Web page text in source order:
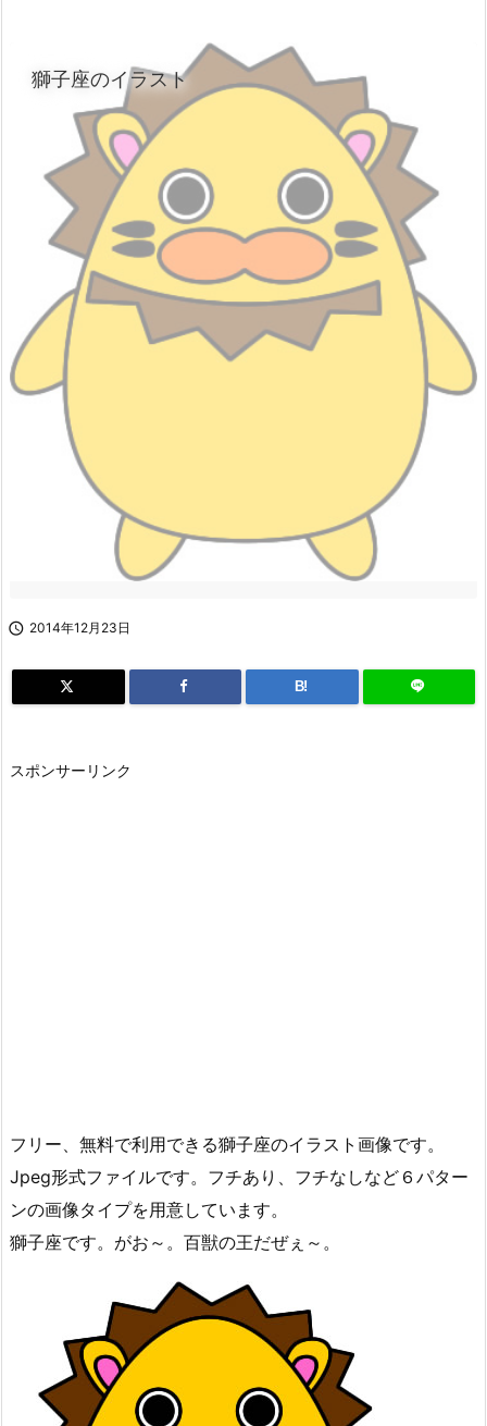
獅子座のイラスト
 2014年12月23日
B!
スポンサーリンク
フリー、無料で利用できる獅子座のイラスト画像です。
Jpeg形式ファイルです。フチあり、フチなしなど６パター
ンの画像タイプを用意しています。
獅子座です。がお～。百獣の王だぜぇ～。